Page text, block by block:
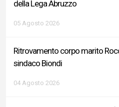
della Lega Abruzzo
05 Agosto 2026
Ritrovamento corpo marito
sindaco Biondi
04 Agosto 2026